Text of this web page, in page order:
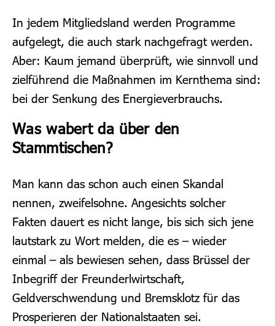
In jedem Mitgliedsland werden Programme
aufgelegt, die auch stark nachgefragt werden.
Aber: Kaum jemand überprüft, wie sinnvoll und
zielführend die Maßnahmen im Kernthema sind:
bei der Senkung des Energieverbrauchs.
Was wabert da über den
Stammtischen?
Man kann das schon auch einen Skandal
nennen, zweifelsohne. Angesichts solcher
Fakten dauert es nicht lange, bis sich sich jene
lautstark zu Wort melden, die es – wieder
einmal – als bewiesen sehen, dass Brüssel der
Inbegriff der Freunderlwirtschaft,
Geldverschwendung und Bremsklotz für das
Prosperieren der Nationalstaaten sei.